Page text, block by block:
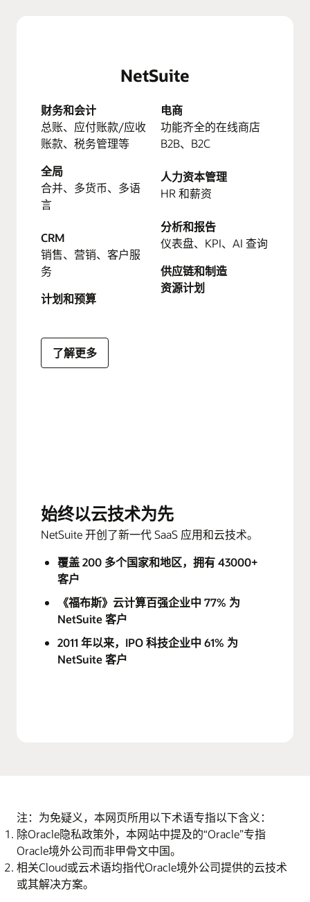
始终以云技术为先
NetSuite 开创了新一代 SaaS 应用和云技术。
覆盖 200 多个国家和地区，拥有 43000+
客户
《福布斯》云计算百强企业中 77% 为
NetSuite 客户
2011 年以来，IPO 科技企业中 61% 为
NetSuite 客户
NetSuite
财务和会计
总账、应付账款/应收
账款、税务管理等
全局
合并、多货币、多语
言
CRM
销售、营销、客户服
务
计划和预算
电商
功能齐全的在线商店
B2B、B2C
人力资本管理
HR 和薪资
分析和报告
仪表盘、KPI、AI 查询
供应链和制造
资源计划
了解更多
注：为免疑义，本网页所用以下术语专指以下含义：
除Oracle隐私政策外，本网站中提及的“Oracle”专指
Oracle境外公司而非甲骨文中国。
相关Cloud或云术语均指代Oracle境外公司提供的云技术
或其解决方案。